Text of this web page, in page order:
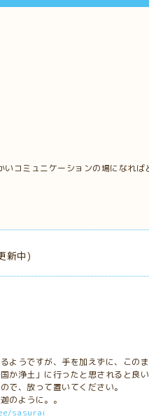
コミュニケーションの場になれば
新中)
ようですが、手を加えずに、この
か浄土」に行ったと思されると良
で、放って置いてください。
のように。。
sasurai